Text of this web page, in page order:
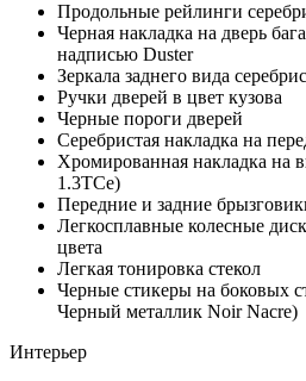
Продольные рейлинги
Черная накладка на дверь
надписью Duster
Зеркала заднего вида
Ручки дверей в цвет кузова
Черные пороги дверей
Серебристая накладка на
Хромированная накладка на
1.3TCe)
Передние и задние
Легкосплавные колесные
цвета
Легкая тонировка стекол
Черные стикеры на боковых
Черный металлик Noir Nacre)
Интерьер